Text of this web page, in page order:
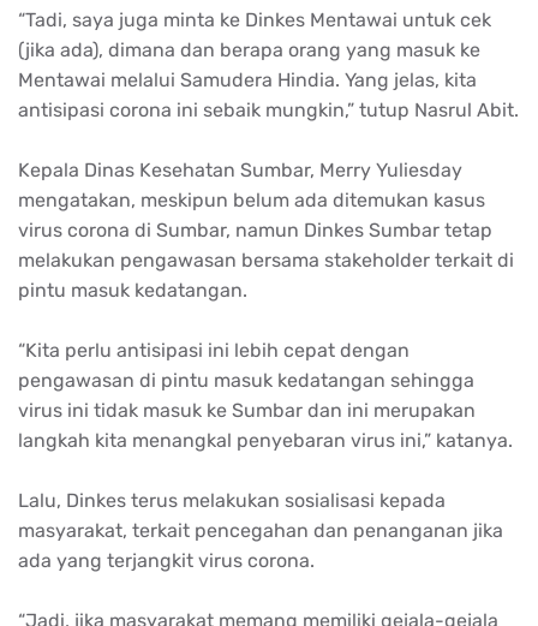
“Tadi, saya juga minta ke Dinkes Mentawai untuk cek
(jika ada), dimana dan berapa orang yang masuk ke
Mentawai melalui Samudera Hindia. Yang jelas, kita
antisipasi corona ini sebaik mungkin,” tutup Nasrul Abit.
Kepala Dinas Kesehatan Sumbar, Merry Yuliesday
mengatakan, meskipun belum ada ditemukan kasus
virus corona di Sumbar, namun Dinkes Sumbar tetap
melakukan pengawasan bersama stakeholder terkait di
pintu masuk kedatangan.
“Kita perlu antisipasi ini lebih cepat dengan
pengawasan di pintu masuk kedatangan sehingga
virus ini tidak masuk ke Sumbar dan ini merupakan
langkah kita menangkal penyebaran virus ini,” katanya.
Lalu, Dinkes terus melakukan sosialisasi kepada
masyarakat, terkait pencegahan dan penanganan jika
ada yang terjangkit virus corona.
“Jadi, jika masyarakat memang memiliki gejala-gejala